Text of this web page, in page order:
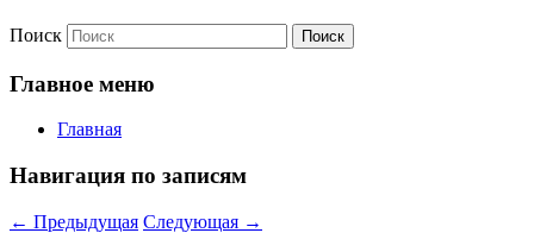
Поиск
Главное меню
Главная
Навигация по записям
← Предыдущая Следующая →